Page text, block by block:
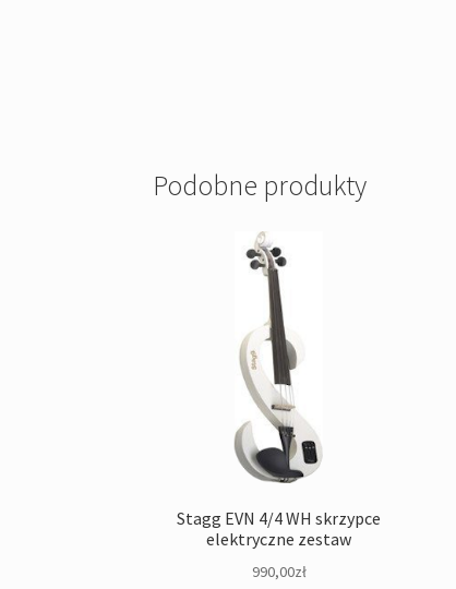
Podobne produkty
Stagg EVN 4/4 WH skrzypce
elektryczne zestaw
990,00zł